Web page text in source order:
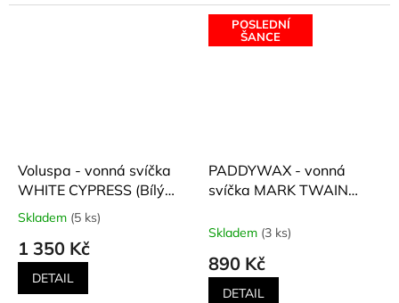
oud. Zamilujete si ji, pokud
Voluspa - vonná svíčka
WHITE CYPRESS (Bílý
cypřiš) 510 g
Průměrné
produktu
5,0
Skladem (5 ks)
1 350 Kč
DETAIL
POSLEDNÍ
ŠANCE
PADDYWAX - vonná
svíčka MARK TWAIN
453 g
Skladem (3 ks)
890 Kč
DETAIL